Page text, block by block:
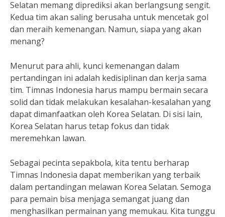
Selatan memang diprediksi akan berlangsung sengit.
Kedua tim akan saling berusaha untuk mencetak gol
dan meraih kemenangan. Namun, siapa yang akan
menang?
Menurut para ahli, kunci kemenangan dalam
pertandingan ini adalah kedisiplinan dan kerja sama
tim. Timnas Indonesia harus mampu bermain secara
solid dan tidak melakukan kesalahan-kesalahan yang
dapat dimanfaatkan oleh Korea Selatan. Di sisi lain,
Korea Selatan harus tetap fokus dan tidak
meremehkan lawan.
Sebagai pecinta sepakbola, kita tentu berharap
Timnas Indonesia dapat memberikan yang terbaik
dalam pertandingan melawan Korea Selatan. Semoga
para pemain bisa menjaga semangat juang dan
menghasilkan permainan yang memukau. Kita tunggu